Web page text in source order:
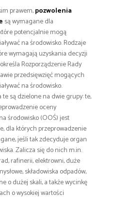
prawem,pozwolenia
są wymagane dla
potencjalnie mogą
na środowisko. Rodzaje
wymagają uzyskania decyzji
Rozporządzenie Rady
przedsięwzięć mogących
na środowisko.
te są dzielone na dwie grupy: te,
oceny
środowisko (OOŚ) jest
dla których przeprowadzenie
jeśli tak zdecyduje organ
Zalicza się do nich m.in.
rafinerii, elektrowni, duże
składowiska odpadów,
o dużej skali, a także wycinkę
o wysokiej wartości